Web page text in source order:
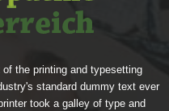
the printing and typesetting
standard dummy text ever
took a galley of type and